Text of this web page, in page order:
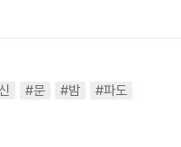
#문 #밤
#파도